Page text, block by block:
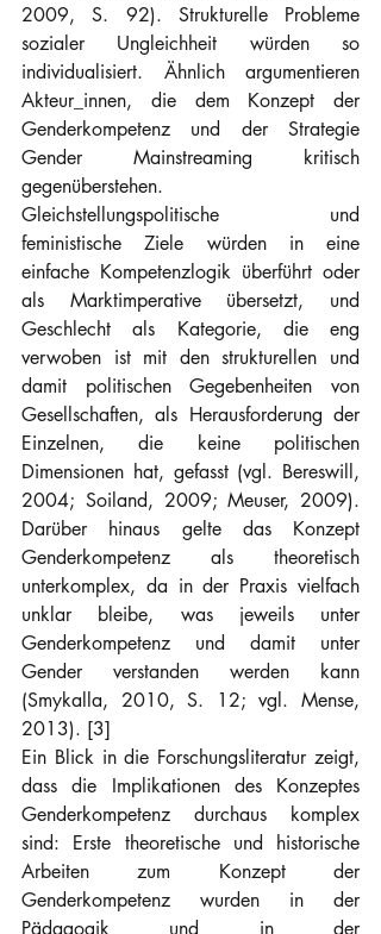
2009, S. 92). Strukturelle Probleme
sozialer Ungleichheit würden so
individualisiert. Ähnlich argumentieren
Akteur_innen, die dem Konzept der
Genderkompetenz und der Strategie
Gender Mainstreaming kritisch
gegenüberstehen.
Gleichstellungspolitische und
feministische Ziele würden in eine
einfache Kompetenzlogik überführt oder
als Marktimperative übersetzt, und
Geschlecht als Kategorie, die eng
verwoben ist mit den strukturellen und
damit politischen Gegebenheiten von
Gesellschaften, als Herausforderung der
Einzelnen, die keine politischen
Dimensionen hat, gefasst (vgl. Bereswill,
2004; Soiland, 2009; Meuser, 2009).
Darüber hinaus gelte das Konzept
Genderkompetenz als theoretisch
unterkomplex, da in der Praxis vielfach
unklar bleibe, was jeweils unter
Genderkompetenz und damit unter
Gender verstanden werden kann
(Smykalla, 2010, S. 12; vgl. Mense,
2013). [3]
Ein Blick in die Forschungsliteratur zeigt,
dass die Implikationen des Konzeptes
Genderkompetenz durchaus komplex
sind: Erste theoretische und historische
Arbeiten zum Konzept der
Genderkompetenz wurden in der
Pädagogik und in der